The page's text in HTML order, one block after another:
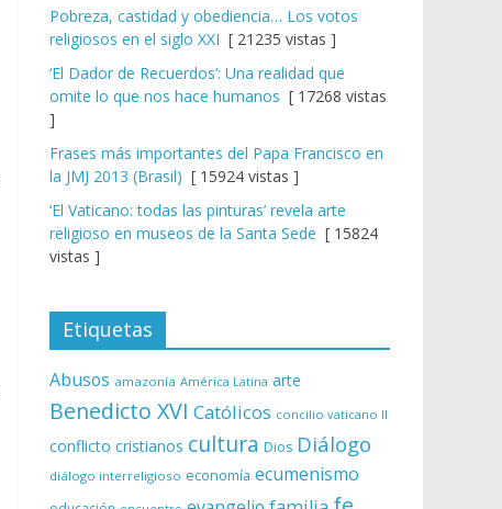
Pobreza, castidad y obediencia… Los votos
religiosos en el siglo XXI [ 21235 vistas ]
‘El Dador de Recuerdos’: Una realidad que
omite lo que nos hace humanos [ 17268 vistas
]
Frases más importantes del Papa Francisco en
la JMJ 2013 (Brasil) [ 15924 vistas ]
‘El Vaticano: todas las pinturas’ revela arte
religioso en museos de la Santa Sede [ 15824
vistas ]
Etiquetas
Abusos amazonía América Latina arte
Benedicto XVI Católicos concilio vaticano II
conflicto cristianos cultura Dios Diálogo
diálogo interreligioso economía ecumenismo